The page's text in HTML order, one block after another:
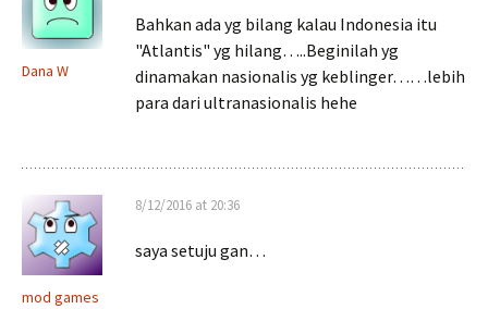
Dana W
Bahkan ada yg bilang kalau Indonesia itu
"Atlantis" yg hilang…..Beginilah yg
dinamakan nasionalis yg keblinger……lebih
para dari ultranasionalis hehe
mod games
8/12/2016 at 20:36
saya setuju gan…